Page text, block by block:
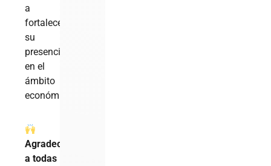
a
fortalecer
su
presencia
en el
ámbito
económico.
Agradecemos
a todas